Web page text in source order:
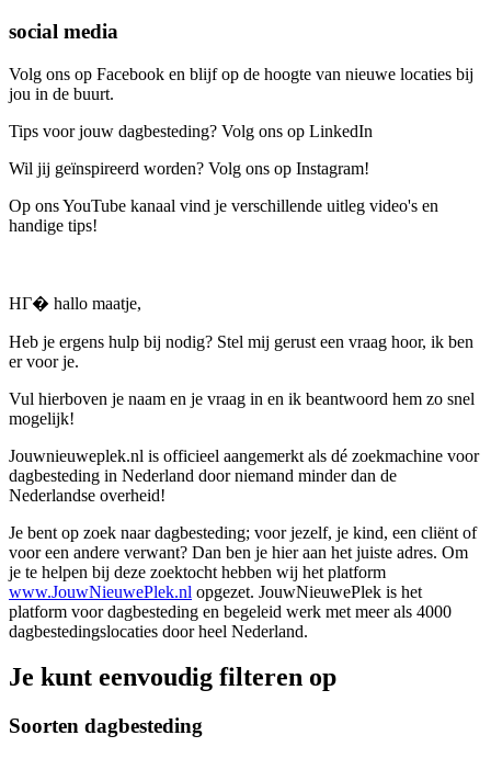
social media
Volg ons op Facebook en blijf op de hoogte van nieuwe locaties bij
jou in de buurt.
Tips voor jouw dagbesteding? Volg ons op LinkedIn
Wil jij geïnspireerd worden? Volg ons op Instagram!
Op ons YouTube kanaal vind je verschillende uitleg video's en
handige tips!
HГ� hallo maatje,
Heb je ergens hulp bij nodig? Stel mij gerust een vraag hoor, ik ben
er voor je.
Vul hierboven je naam en je vraag in en ik beantwoord hem zo snel
mogelijk!
Jouwnieuweplek.nl is officieel aangemerkt als dé zoekmachine voor
dagbesteding in Nederland door niemand minder dan de
Nederlandse overheid!
Je bent op zoek naar dagbesteding; voor jezelf, je kind, een cliënt of
voor een andere verwant? Dan ben je hier aan het juiste adres. Om
je te helpen bij deze zoektocht hebben wij het platform
www.JouwNieuwePlek.nl opgezet. JouwNieuwePlek is het
platform voor dagbesteding en begeleid werk met meer als 4000
dagbestedingslocaties door heel Nederland.
Je kunt eenvoudig filteren op
Soorten dagbesteding